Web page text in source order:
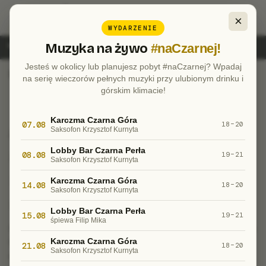
×
WYDARZENIE
Muzyka na żywo #naCzarnej!
Jesteś w okolicy lub planujesz pobyt #naCzarnej? Wpadaj
na serię wieczorów pełnych muzyki przy ulubionym drinku i
górskim klimacie!
07.08 Karczma Czarna Góra
Saksofon Krzysztof Kurnyta
18–20
08.08 Lobby Bar Czarna Perła
Saksofon Krzysztof Kurnyta
19–21
14.08 Karczma Czarna Góra
Saksofon Krzysztof Kurnyta
18–20
15.08 Lobby Bar Czarna Perła
śpiewa Filip Mika
19–21
21.08 Karczma Czarna Góra
Saksofon Krzysztof Kurnyta
18–20
Tytuł projektu:
przedsiębiorstwa Czarna Góra S.A. poprzez wdrożenie
energooszczędnego procesu naśnieżania stoków
narciarskich”
Dofinansowane przez Unię Europejską:
Zadania, działania realizowane w ramach projektu:
Zakres rzeczowy projektu obejmuje:
1.Zakup armatek śnieżnych – 6 szt.
2.Zakup punktów poboru – 6 szt.
Realizacja projektu umożliwi wsparcie inwestycyjne dla
MŚP w obszarze zrównoważonej turystyki z sektora
usługowego.